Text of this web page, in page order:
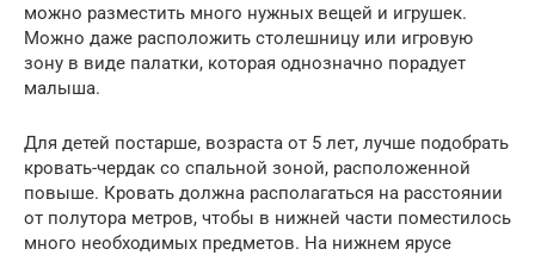
можно разместить много нужных вещей и игрушек.
Можно даже расположить столешницу или игровую
зону в виде палатки, которая однозначно порадует
малыша.
Для детей постарше, возраста от 5 лет, лучше подобрать
кровать-чердак со спальной зоной, расположенной
повыше. Кровать должна располагаться на расстоянии
от полутора метров, чтобы в нижней части поместилось
много необходимых предметов. На нижнем ярусе